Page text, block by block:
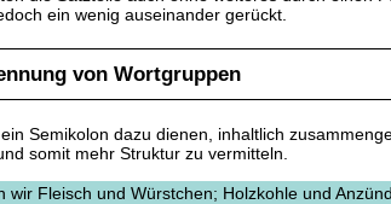
ein wenig auseinander gerückt.
von Wortgruppen
Semikolon dazu dienen, inhaltlich
somit mehr Struktur zu vermitteln.
wir Fleisch und Würstchen; Holzkohle und